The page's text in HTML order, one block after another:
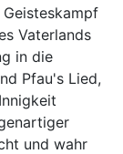
Vaterlands
in die
Pfau's Lied,
und wahr